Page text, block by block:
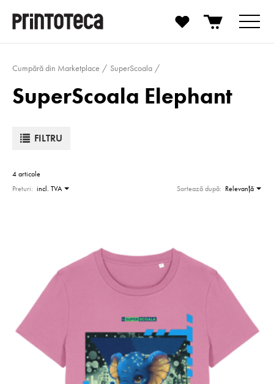
Cumpără din Marketplace SuperScoala
SuperScoala Elephant
FILTRU
4 articole
Preturi: incl. TVA Sortează după: Relevanţă